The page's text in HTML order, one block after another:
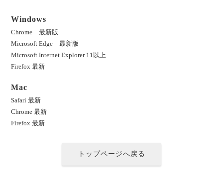
Windows
Chrome 最新版
Microsoft Edge 最新版
Microsoft Internet Explorer 11以上
Firefox 最新
Mac
Safari 最新
Chrome 最新
Firefox 最新
トップページへ戻る